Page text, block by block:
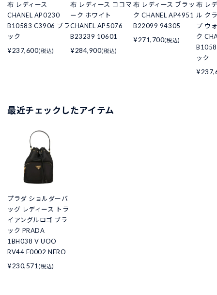
布 レディース
CHANEL AP0230
B10583 C3906 ブラ
ック
¥237,600(税込)
布 レディース ココマ
ーク ホワイト
CHANEL AP5076
B23239 10601
¥284,900(税込)
布 レディース ブラッ
ク CHANEL AP4951
B22099 94305
¥271,700(税込)
布 レ
ル ク
プ ウ
ク
ック
最近チェックしたアイテム
プラダ ショルダーバ
ッグ レディース トラ
イアングルロゴ ブラ
ック PRADA
1BH038 V UOO
RV44 F0002 NERO
¥230,571 (税込)